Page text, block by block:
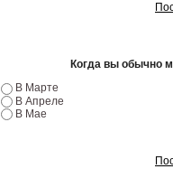
Когда вы обычно
В Марте
В Апреле
В Мае